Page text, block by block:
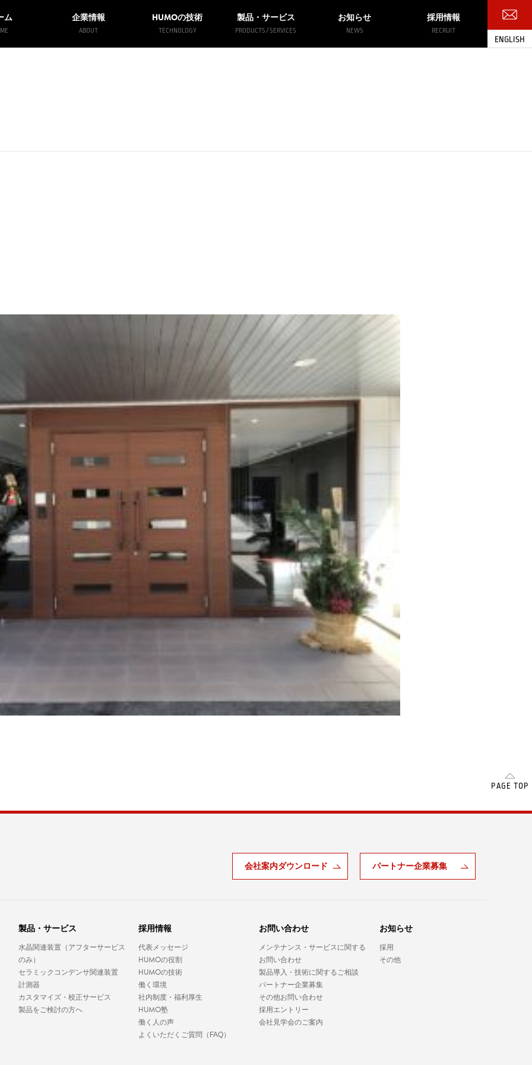
ム 企業情報
ABOUT
HUMOの技術
TECHNOLOGY
製品・サービス
PRODUCTS / SERVICES
お知らせ
NEWS
採用情報
RECRUIT
お問い合わせ
ENGLISH
PAGE TOP
会社案内ダウンロード パートナー企業募集
製品・サービス
水晶関連装置（アフターサービス
のみ）
セラミックコンデンサ関連装置
計測器
カスタマイズ・校正サービス
製品をご検討の方へ
採用情報
代表メッセージ
HUMOの役割
HUMOの技術
働く環境
社内制度・福利厚生
HUMO塾
働く人の声
よくいただくご質問（FAQ）
お問い合わせ
メンテナンス・サービスに関する
お問い合わせ
製品導入・技術に関するご相談
パートナー企業募集
その他お問い合わせ
採用エントリー
会社見学会のご案内
お知らせ
採用
その他